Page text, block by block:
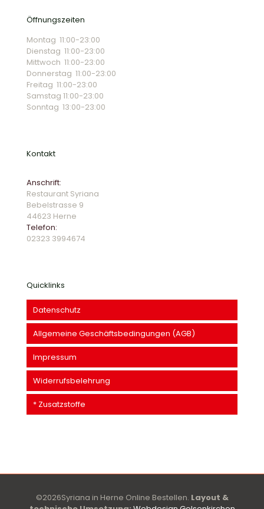
Öffnungszeiten
Montag 11:00-23:00
Dienstag 11:00-23:00
Mittwoch 11:00-23:00
Donnerstag 11:00-23:00
Freitag 11:00-23:00
Samstag 11:00-23:00
Sonntag 13:00-23:00
Kontakt
Anschrift:
Restaurant Syriana
Bebelstrasse 9
44623 Herne
Telefon:
02323 3994674
Quicklinks
Datenschutz
Allgemeine Geschäftsbedingungen (AGB)
Impressum
Widerrufsbelehrung
* Zusatzstoffe
©2026Syriana in Herne Online Bestellen. Layout &